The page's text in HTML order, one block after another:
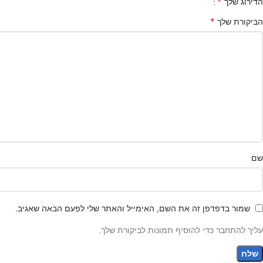
הביקורת שלך *
שם
שמור בדפדפן זה את השם, האימייל והאתר שלי לפעם הבאה שאגיב.
עליך להתחבר כדי להוסיף תמונות לביקורת שלך.